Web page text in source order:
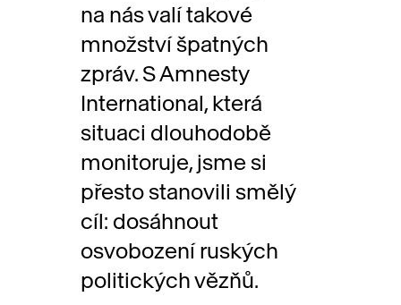
na nás valí takové
množství špatných
zpráv. S Amnesty
International, která
situaci dlouhodobě
monitoruje, jsme si
přesto stanovili smělý
cíl: dosáhnout
osvobození ruských
politických vězňů.